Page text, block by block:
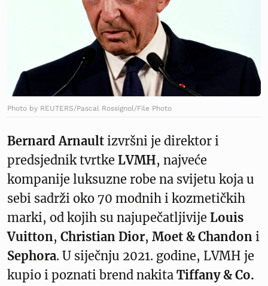
Photo by REUTERS/Pascal Rossignol/File Photo
Bernard Arnault izvršni je direktor i
predsjednik tvrtke LVMH, najveće
kompanije luksuzne robe na svijetu koja u
sebi sadrži oko 70 modnih i kozmetičkih
marki, od kojih su najupečatljivije Louis
Vuitton, Christian Dior, Moet & Chandon i
Sephora. U siječnju 2021. godine, LVMH je
kupio i poznati brend nakita Tiffany & Co.